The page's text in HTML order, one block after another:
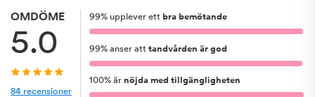
OMDÖME
5.0
84 recensioner
99% upplever ett bra bemötande
99% anser att tandvården är god
100% är nöjda med tillgängligheten